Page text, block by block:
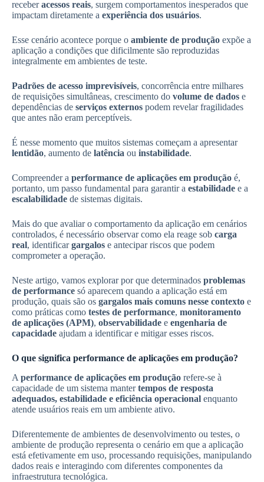
receberacessos reais, surgem comportamentos inesperados que
impactam diretamente a experiência dos usuários.
Esse cenário acontece porque o ambiente de produção expõe a
aplicação a condições que dificilmente são reproduzidas
integralmente em ambientes de teste.
Padrões de acesso imprevisíveis, concorrência entre milhares
de requisições simultâneas, crescimento do volume de dados e
dependências de serviços externos podem revelar fragilidades
que antes não eram perceptíveis.
É nesse momento que muitos sistemas começam a apresentar
lentidão, aumento de latência ou instabilidade.
Compreender a performance de aplicações em produção é,
portanto, um passo fundamental para garantir a estabilidade e a
escalabilidade de sistemas digitais.
Mais do que avaliar o comportamento da aplicação em cenários
controlados, é necessário observar como ela reage sob carga
real, identificargargalos e antecipar riscos que podem
comprometer a operação.
Neste artigo, vamos explorar por que determinados problemas
de performance só aparecem quando a aplicação está em
produção, quais são os gargalos mais comuns nesse contexto e
como práticas como testes de performance, monitoramento
de aplicações (APM), observabilidade e engenharia de
capacidade ajudam a identificar e mitigar esses riscos.
O que significa performance de aplicações em produção?
A performance de aplicações em produção refere-se à
capacidade de um sistema mantertempos de resposta
adequados, estabilidade e eficiência operacional enquanto
atende usuários reais em um ambiente ativo.
Diferentemente de ambientes de desenvolvimento ou testes, o
ambiente de produção representa o cenário em que a aplicação
está efetivamente em uso, processando requisições, manipulando
dados reais e interagindo com diferentes componentes da
infraestrutura tecnológica.